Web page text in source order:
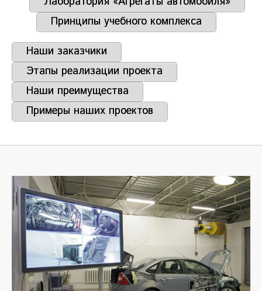
Принципы учебного комплекса
Наши заказчики
Этапы реализации проекта
Наши преимущества
Примеры наших проектов